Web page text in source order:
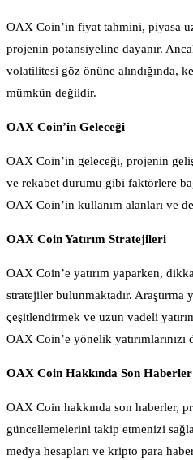
OAX Coin’in fiyat tahmini, piyasa
projenin potansiyeline dayanır.
volatilitesi göz önüne alındığında,
mümkün değildir.
OAX Coin’in Geleceği
OAX Coin’in geleceği, projenin
ve rekabet durumu gibi faktörlere
OAX Coin’in kullanım alanları ve
OAX Coin Yatırım Stratejileri
OAX Coin’e yatırım yaparken,
stratejiler bulunmaktadır. Araştırma
çeşitlendirmek ve uzun vadeli
OAX Coin’e yönelik yatırımlarınızı
OAX Coin Hakkında Son Haberler
OAX Coin hakkında son haberler,
güncellemelerini takip etmenizi
medya hesapları ve kripto para